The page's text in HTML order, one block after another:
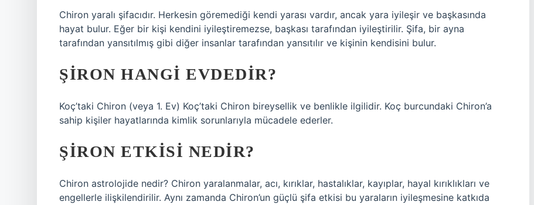
Chiron yaralı şifacıdır. Herkesin göremediği kendi yarası vardır, ancak yara iyileşir ve başkasında
hayat bulur. Eğer bir kişi kendini iyileştiremezse, başkası tarafından iyileştirilir. Şifa, bir ayna
tarafından yansıtılmış gibi diğer insanlar tarafından yansıtılır ve kişinin kendisini bulur.
ŞIRON HANGI EVDEDIR?
Koç’taki Chiron (veya 1. Ev) Koç’taki Chiron bireysellik ve benlikle ilgilidir. Koç burcundaki Chiron’a
sahip kişiler hayatlarında kimlik sorunlarıyla mücadele ederler.
ŞIRON ETKISI NEDIR?
Chiron astrolojide nedir? Chiron yaralanmalar, acı, kırıklar, hastalıklar, kayıplar, hayal kırıklıkları ve
engellerle ilişkilendirilir. Aynı zamanda Chiron’un güçlü şifa etkisi bu yaraların iyileşmesine katkıda